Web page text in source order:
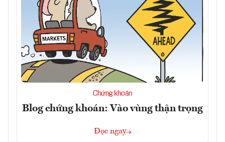
Chứng khoán
Blog chứng khoán: Vào vùng thận trọng
Đọc ngay